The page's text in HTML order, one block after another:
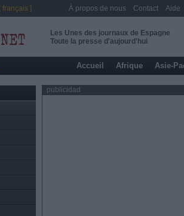
Les Unes des journaux de Espagne
Toute la presse d'aujourd'hui
Accueil Afrique Asie-
publicidad
[ français ] À propos de nous Contact Aide